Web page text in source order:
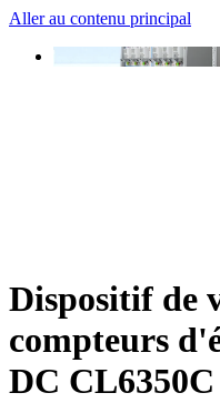
Aller au contenu principal
Dispositif de
compteurs
DC CL6350C